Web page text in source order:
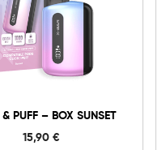
PUFF – BOX SUNSET
15,90€
Click
Box